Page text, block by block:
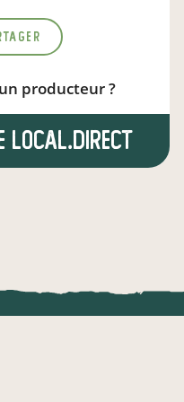
producteur ?
local.direct